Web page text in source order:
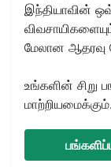
இந்தியாவின்
மேலான ஆதரவு
உங்களின் சிறு